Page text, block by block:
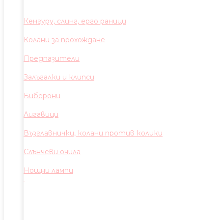
Кенгуру, слинг, ерго раници
Колани за прохождане
Предпазители
Залъгалки и клипси
Биберони
Лигавици
Възглавнички, колани против колики
Слънчеви очила
Нощни лампи